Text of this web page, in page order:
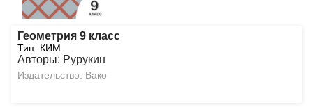
Геометрия 9 класс
Тип: КИМ
Авторы: Рурукин
Издательство: Вако